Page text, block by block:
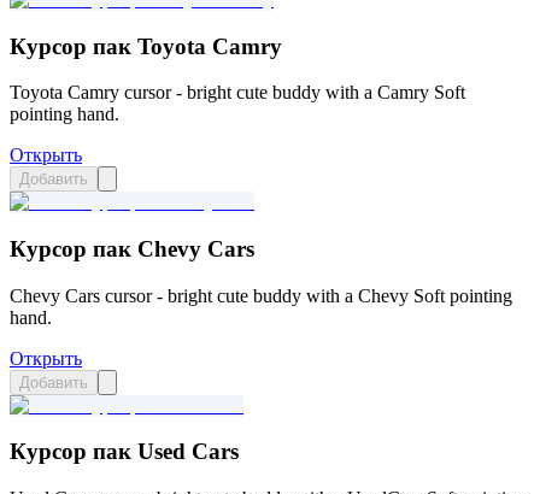
Курсор пак Toyota Camry
Toyota Camry cursor - bright cute buddy with a Camry Soft
pointing hand.
Открыть
Добавить
Курсор пак Chevy Cars
Chevy Cars cursor - bright cute buddy with a Chevy Soft pointing
hand.
Открыть
Добавить
Курсор пак Used Cars